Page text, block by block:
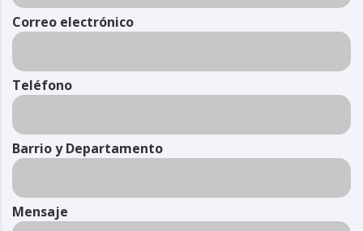
Correo electrónico
Teléfono
Barrio y Departamento
Mensaje